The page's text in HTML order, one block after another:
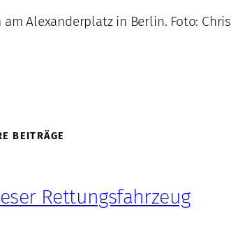
am Alexanderplatz in Berlin. Foto:
BEITRÄGE
Rettungsfahrzeug